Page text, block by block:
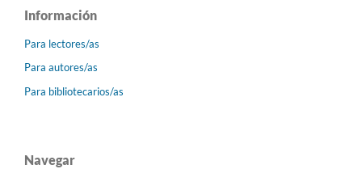
Información
Para lectores/as
Para autores/as
Para bibliotecarios/as
Navegar